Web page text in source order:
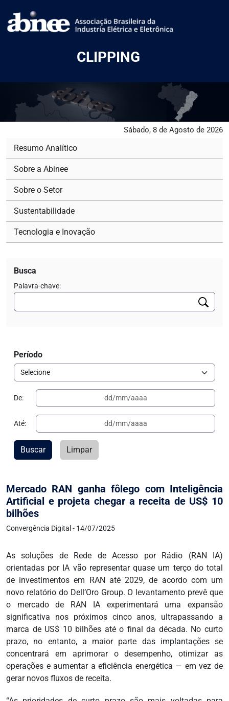
CLIPPING
Sábado, 8 de Agosto de 2026
Mercado RAN ganha fôlego com Inteligência
Artificial e projeta chegar a receita de US$ 10
bilhões
Convergência Digital - 14/07/2025
As soluções de Rede de Acesso por Rádio (RAN IA)
orientadas por IA vão representar quase um terço do total
de investimentos em RAN até 2029, de acordo com um
novo relatório do Dell’Oro Group. O levantamento prevê que
o mercado de RAN IA experimentará uma expansão
significativa nos próximos cinco anos, ultrapassando a
marca de US$ 10 bilhões até o final da década. No curto
prazo, no entanto, a maior parte das implantações se
concentrará em aprimorar o desempenho, otimizar as
operações e aumentar a eficiência energética — em vez de
gerar novos fluxos de receita.
Resumo Analítico
Sobre a Abinee
Sobre o Setor
Sustentabilidade
Tecnologia e Inovação
Busca
Palavra-chave:
Período
De:
Até:
Buscar Limpar